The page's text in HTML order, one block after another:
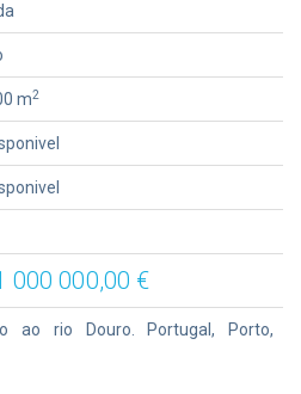
m2
000 000,00 €
ao rio Douro. Portugal, Porto,